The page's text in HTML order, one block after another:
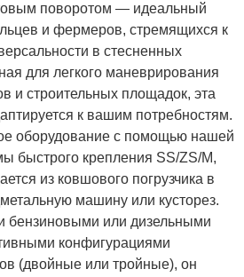
поворотом — идеальный
и фермеров, стремящихся к
в стесненных
для легкого маневрирования
и строительных площадок, эта
к вашим потребностям.
оборудование с помощью нашей
быстрого крепления SS/ZS/M,
из ковшового погрузчика в
машину или кусторез.
или дизельными
конфигурациями
(двойные или тройные), он